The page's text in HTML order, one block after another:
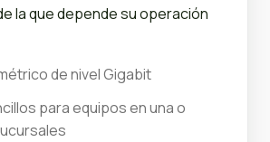
la que depende su operación
de nivel Gigabit
para equipos en una o